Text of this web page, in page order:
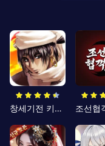
창세기전 키우기